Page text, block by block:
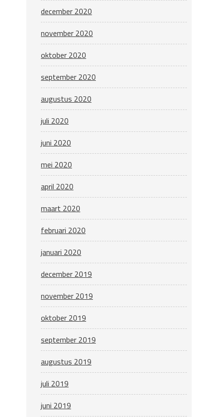
december 2020
november 2020
oktober 2020
september 2020
augustus 2020
juli 2020
juni 2020
mei 2020
april 2020
maart 2020
februari 2020
januari 2020
december 2019
november 2019
oktober 2019
september 2019
augustus 2019
juli 2019
juni 2019